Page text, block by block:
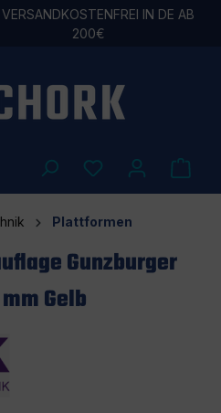
VERSANDKOSTENFREI IN DE AB
200€
Plattformen
Gunzburger
Gelb